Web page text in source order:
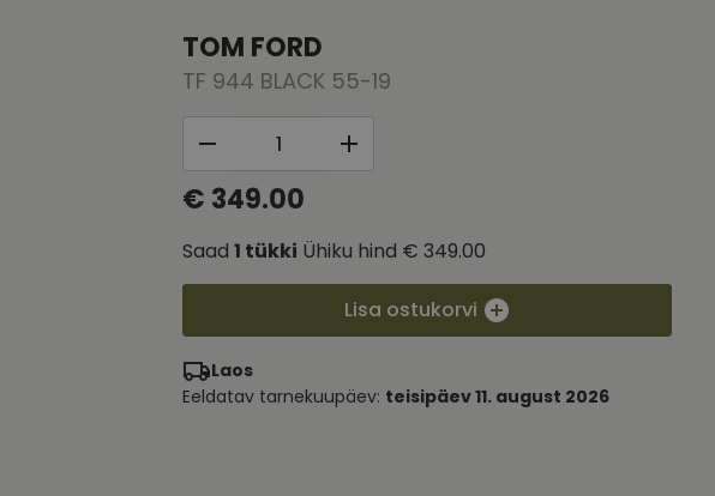
TOM FORD
TF 944 BLACK 55-19
€ 349.00
Saad 1 tükki Ühiku hind € 349.00
Lisa ostukorvi
Laos
Eeldatav tarnekuupäev: teisipäev 11. august 2026